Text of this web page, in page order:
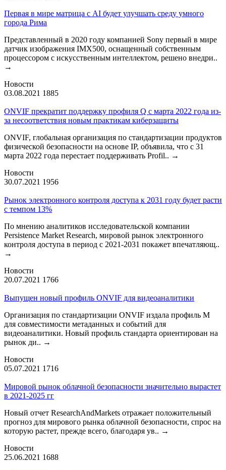
Первая в мире матрица с AI будет улучшать среду умного
города Рима
Представленный в 2020 году компанией Sony первый в мире
датчик изображения IMX500, оснащенный собственным
процессором с искусственным интеллектом, решено внедри..
→
Новости
03.08.2021 1885
ONVIF прекратит поддержку профиля Q с марта 2022 года из-
за несоответствия новым практикам киберзащиты
ONVIF, глобальная организация по стандартизации продуктов
физической безопасности на основе IP, объявила, что с 31
марта 2022 года перестает поддерживать Profil.. →
Новости
30.07.2021 1956
Рынок электронного контроля доступа к 2031 году будет расти
с темпом 13%
По мнению аналитиков исследовательской компании
Persistence Market Research, мировой рынок электронного
контроля доступа в период с 2021-2031 покажет впечатляющ..
→
Новости
20.07.2021 1766
Выпущен новый профиль ONVIF для видеоаналитики
Организация по стандартизации ONVIF издала профиль М
для совместимости метаданных и событий для
видеоаналитики. Новый профиль стандарта ориентирован на
рынок ди.. →
Новости
05.07.2021 1716
Мировой рынок облачной безопасности значительно вырастет
в 2021-2025 гг
Новый отчет ResearchAndMarkets отражает положительный
прогноз для мирового рынка облачной безопасности, спрос на
которую растет, прежде всего, благодаря ув.. →
Новости
25.06.2021 1688